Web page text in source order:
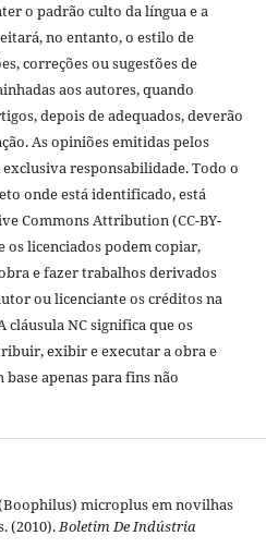
o padrão culto da língua e a
no entanto, o estilo de
correções ou sugestões de
aos autores, quando
depois de adequados, deverão
As opiniões emitidas pelos
responsabilidade. Todo o
onde está identificado, está
Commons Attribution (CC-BY-
os licenciados podem copiar,
e fazer trabalhos derivados
ou licenciante os créditos na
cláusula NC significa que os
exibir e executar a obra e
apenas para fins não
microplus em novilhas
(2010).Boletim De Indústria